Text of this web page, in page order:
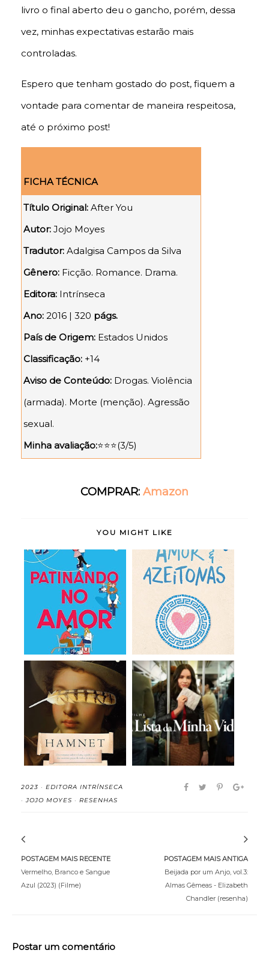
livro o final aberto deu o gancho, porém, dessa
vez, minhas expectativas estarão mais
controladas.
Espero que tenham gostado do post, fiquem a
vontade para comentar de maneira respeitosa,
até o próximo post!
FICHA TÉCNICA
Título Original: After You
Autor: Jojo Moyes
Tradutor: Adalgisa Campos da Silva
Gênero: Ficção. Romance. Drama.
Editora: Intrínseca
Ano: 2016 | 320 págs.
País de Origem: Estados Unidos
Classificação: +14
Aviso de Conteúdo: Drogas. Violência
(armada). Morte (menção). Agressão
sexual.
Minha avaliação:⭐⭐⭐(3/5)
COMPRAR: Amazon
YOU MIGHT LIKE
Patinando no Amor -
Lynn Painter (r...
Amor e Azeitonas
(Amor e Livros, v....
Hamnet - Maggie
O'Farrell (resenha)
A Lista da Minha Vida
(2025) (Filme...
2023 · EDITORA INTRÍNSECA
· JOJO MOYES · RESENHAS
POSTAGEM MAIS RECENTE
Vermelho, Branco e Sangue
Azul (2023) (Filme)
POSTAGEM MAIS ANTIGA
Beijada por um Anjo, vol.3:
Almas Gêmeas - Elizabeth
Chandler (resenha)
Postar um comentário